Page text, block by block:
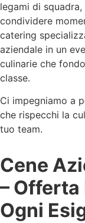
legami di
condividere
catering
aziendale in un
culinarie che
classe.
Ci impegniamo a
che rispecchi la
tuo team.
Cene
–
Ogni